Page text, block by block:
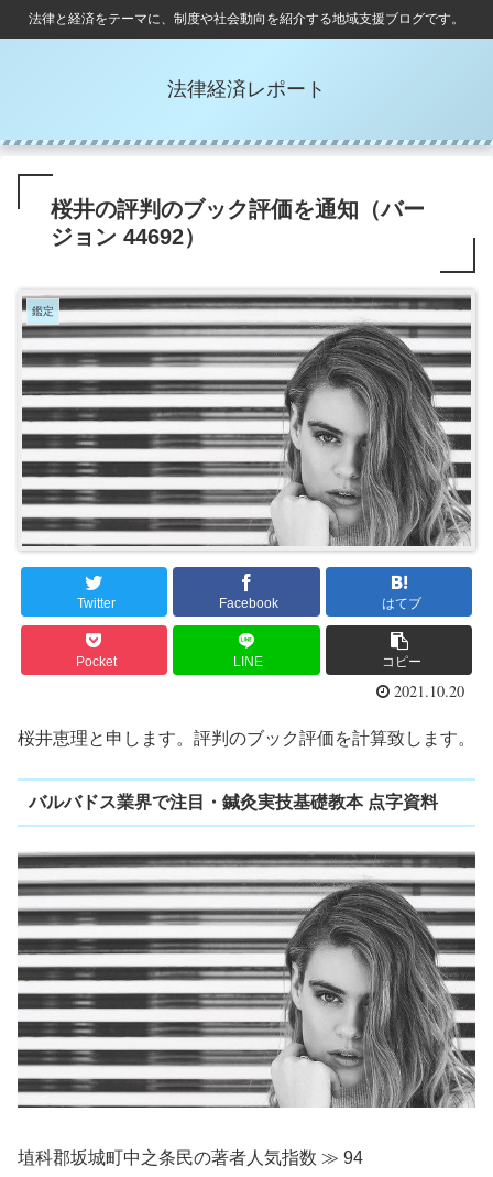
法律と経済をテーマに、制度や社会動向を紹介する地域支援ブログです。
法律経済レポート
桜井の評判のブック評価を通知（バー
ジョン 44692）
鑑定
Twitter Facebook はてブ
Pocket LINE コピー
2021.10.20
桜井恵理と申します。評判のブック評価を計算致します。
バルバドス業界で注目・鍼灸実技基礎教本 点字資料
埴科郡坂城町中之条民の著者人気指数 ≫ 94